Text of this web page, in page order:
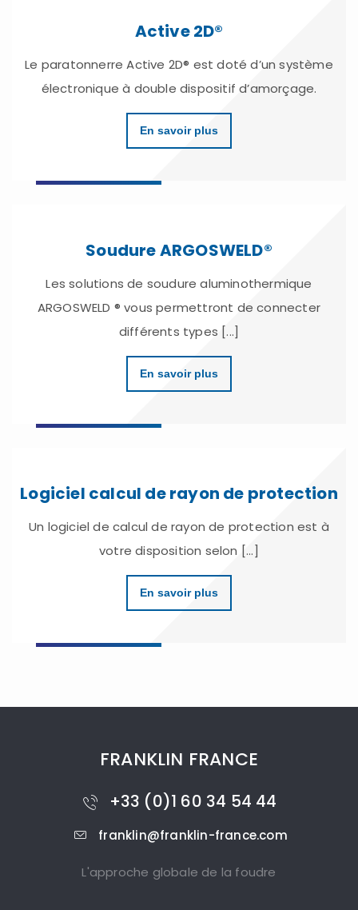
Active 2D®
Le paratonnerre Active 2D® est doté d’un système
électronique à double dispositif d’amorçage.
En savoir plus
Soudure ARGOSWELD®
Les solutions de soudure aluminothermique
ARGOSWELD ® vous permettront de connecter
différents types [...]
En savoir plus
Logiciel calcul de rayon de protection
Un logiciel de calcul de rayon de protection est à
votre disposition selon [...]
En savoir plus
FRANKLIN FRANCE
+33 (0)1 60 34 54 44
franklin@franklin-france.com
L'approche globale de la foudre